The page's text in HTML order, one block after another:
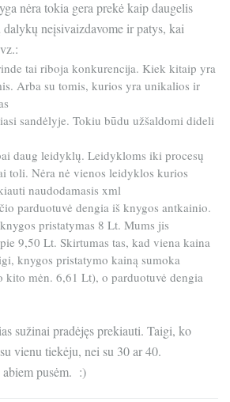
nėra tokia gera prekė kaip daugelis
neįsivaizdavome ir patys, kai
tai riboja konkurencija. Kiek kitaip yra
Arba su tomis, kurios yra unikalios ir
sandėlyje. Tokiu būdu užšaldomi dideli
daug leidyklų. Leidykloms iki procesų
toli. Nėra nė vienos leidyklos kurios
naudodamasis xml
parduotuvė dengia iš knygos antkainio.
pristatymas 8 Lt. Mums jis
9,50 Lt. Skirtumas tas, kad viena kaina
knygos pristatymo kainą sumoka
kito mėn. 6,61 Lt), o parduotuvė dengia
sužinai pradėjęs prekiauti. Taigi, ko
vienu tiekėju, nei su 30 ar 40.
abiem pusėm. :)